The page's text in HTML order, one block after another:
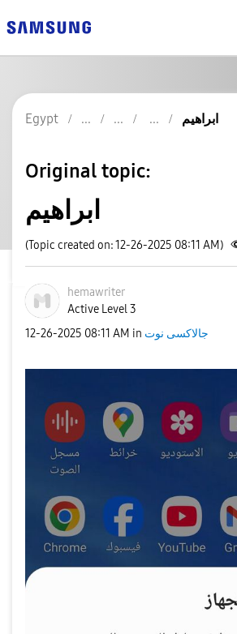
Egypt ابراهيم
Original topic:
ابراهيم
(Topic created on: 12-26-2025 08:11 AM)
hemawriter
Active Level 3
‎12-26-2025 08:11 AM in جالاكسى نوت